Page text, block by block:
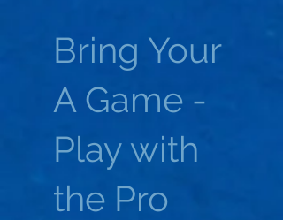
Bring Your
A Game -
Play with
the Pro